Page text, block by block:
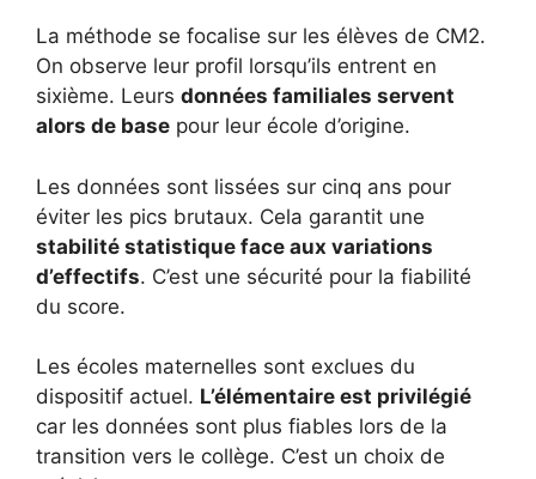
La méthode se focalise sur les élèves de CM2.
On observe leur profil lorsqu’ils entrent en
sixième. Leurs données familiales servent
alors de base pour leur école d’origine.
Les données sont lissées sur cinq ans pour
éviter les pics brutaux. Cela garantit une
stabilité statistique face aux variations
d’effectifs. C’est une sécurité pour la fiabilité
du score.
Les écoles maternelles sont exclues du
dispositif actuel. L’élémentaire est privilégié
car les données sont plus fiables lors de la
transition vers le collège. C’est un choix de